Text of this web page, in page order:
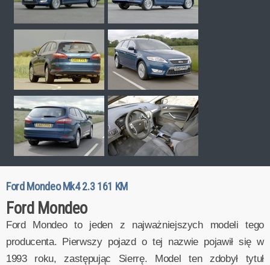
Ford Mondeo Mk4 2.3 161 KM
Ford Mondeo
Ford Mondeo to jeden z najważniejszych modeli tego
producenta. Pierwszy pojazd o tej nazwie pojawił się w
1993 roku, zastępując Sierrę. Model ten zdobył tytuł